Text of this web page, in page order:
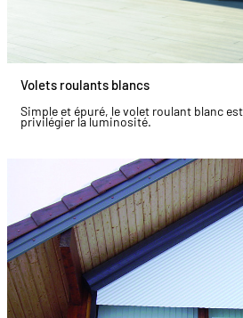
Volets roulants blancs
Simple et épuré, le volet roulant blanc
privilégier la luminosité.